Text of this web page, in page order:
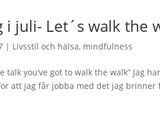
juli- Let´s walk the
| Livsstil och hälsa, mindfulness
talk you’ve got to walk the walk” Jag
att jag får jobba med det jag